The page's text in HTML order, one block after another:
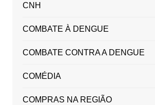
CNH
COMBATE À DENGUE
COMBATE CONTRA A DENGUE
COMÉDIA
COMPRAS NA REGIÃO